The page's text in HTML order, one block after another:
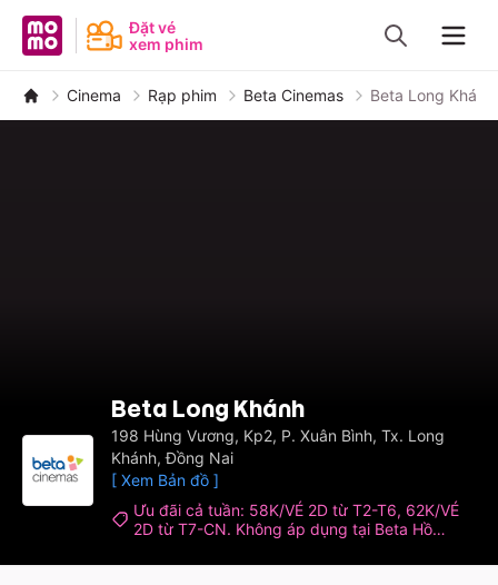
MoMo - Ứng dụng tài chính
Đặt vé
xem phim
Cinema Rạp phim Beta Cinemas Beta Long Khánh
Beta Long Khánh
198 Hùng Vương, Kp2, P. Xuân Bình, Tx. Long
Khánh, Đồng Nai
[ Xem Bản đồ ]
Ưu đãi cả tuần: 58K/VÉ 2D từ T2-T6, 62K/VÉ
2D từ T7-CN. Không áp dụng tại Beta Hồ